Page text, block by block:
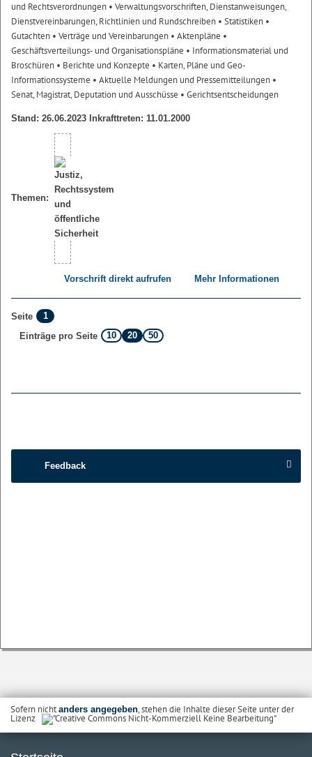
und Rechtsverordnungen • Verwaltungsvorschriften, Dienstanweisungen,
Dienstvereinbarungen, Richtlinien und Rundschreiben • Statistiken •
Gutachten • Verträge und Vereinbarungen • Aktenpläne •
Geschäftsverteilungs- und Organisationspläne • Informationsmaterial und
Broschüren • Berichte und Konzepte • Karten, Pläne und Geo-
Informationssysteme • Aktuelle Meldungen und Pressemitteilungen •
Senat, Magistrat, Deputation und Ausschüsse • Gerichtsentscheidungen
Stand: 26.06.2023 Inkrafttreten: 11.01.2000
Themen:
Vorschrift direkt aufrufen Mehr Informationen
Seite
1
Einträge pro Seite
10 20 50
Feedback
Sofern nichtanders angegeben, stehen die Inhalte dieser Seite unter der
Lizenz